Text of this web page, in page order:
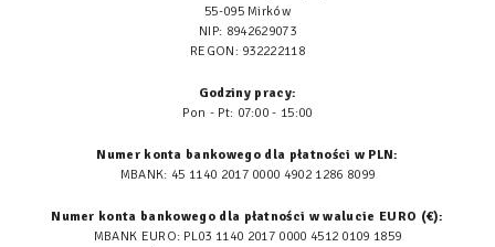
55-095 Mirków
NIP: 8942629073
REGON: 932222118
Godziny pracy:
Pon - Pt: 07:00 - 15:00
Numer konta bankowego dla płatności w PLN:
MBANK: 45 1140 2017 0000 4902 1286 8099
Numer konta bankowego dla płatności w walucie EURO (€):
MBANK EURO: PL03 1140 2017 0000 4512 0109 1859